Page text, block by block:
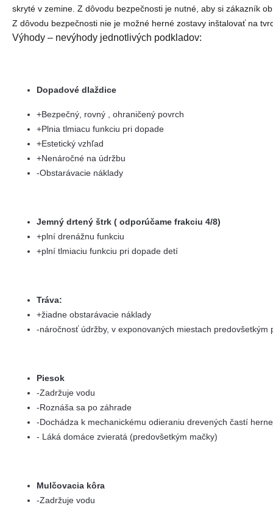
skryté v zemine. Z dôvodu bezpečnosti je nutné, aby si zákazník
Z dôvodu bezpečnosti nie je možné herné zostavy inštalovať na
Výhody – nevýhody jednotlivých podkladov:
Dopadové dlaždice
+Bezpečný, rovný , ohraničený povrch
+Plnia tlmiacu funkciu pri dopade
+Estetický vzhľad
+Nenáročné na údržbu
-Obstarávacie náklady
Jemný drtený štrk ( odporúčame frakciu 4/8)
+plní drenážnu funkciu
+plní tlmiaciu funkciu pri dopade detí
Tráva:
+žiadne obstarávacie náklady
-náročnosť údržby, v exponovaných miestach
Piesok
-Zadržuje vodu
-Roznáša sa po záhrade
-Dochádza k mechanickému odieraniu drevených častí
- Láká domáce zvieratá (predovšetkým mačky)
Mulčovacia kôra
-Zadržuje vodu